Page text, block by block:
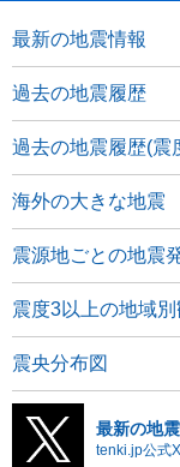
最新の地震情報
過去の地震履歴
過去の地震履歴(震
海外の大きな地震
震源地ごとの地震
震度3以上の地域
震央分布図
最新の地
tenki.jp公式